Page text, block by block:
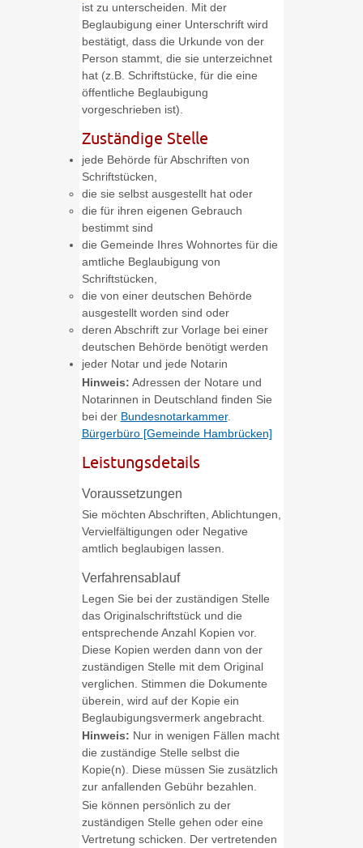
ist zu unterscheiden. Mit der
Beglaubigung einer Unterschrift wird
bestätigt, dass die Urkunde von der
Person stammt, die sie unterzeichnet
hat (z.B. Schriftstücke, für die eine
öffentliche Beglaubigung
vorgeschrieben ist).
Zuständige Stelle
jede Behörde für Abschriften von
Schriftstücken,
die sie selbst ausgestellt hat oder
die für ihren eigenen Gebrauch
bestimmt sind
die Gemeinde Ihres Wohnortes für die
amtliche Beglaubigung von
Schriftstücken,
die von einer deutschen Behörde
ausgestellt worden sind oder
deren Abschrift zur Vorlage bei einer
deutschen Behörde benötigt werden
jeder Notar und jede Notarin
Hinweis: Adressen der Notare und
Notarinnen in Deutschland finden Sie
bei der Bundesnotarkammer.
Bürgerbüro [Gemeinde Hambrücken]
Leistungsdetails
Voraussetzungen
Sie möchten Abschriften, Ablichtungen,
Vervielfältigungen oder Negative
amtlich beglaubigen lassen.
Verfahrensablauf
Legen Sie bei der zuständigen Stelle
das Originalschriftstück und die
entsprechende Anzahl Kopien vor.
Diese Kopien werden dann von der
zuständigen Stelle mit dem Original
verglichen. Stimmen die Dokumente
überein, wird auf der Kopie ein
Beglaubigungsvermerk angebracht.
Hinweis: Nur in wenigen Fällen macht
die zuständige Stelle selbst die
Kopie(n). Diese müssen Sie zusätzlich
zur anfallenden Gebühr bezahlen.
Sie können persönlich zu der
zuständigen Stelle gehen oder eine
Vertretung schicken. Der vertretenden